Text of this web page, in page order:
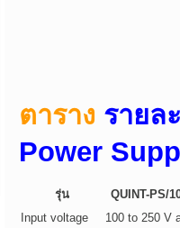
ตาราง รายล
Power
รุ่น
QUINT-PS/
Input voltage
100 to 250 V